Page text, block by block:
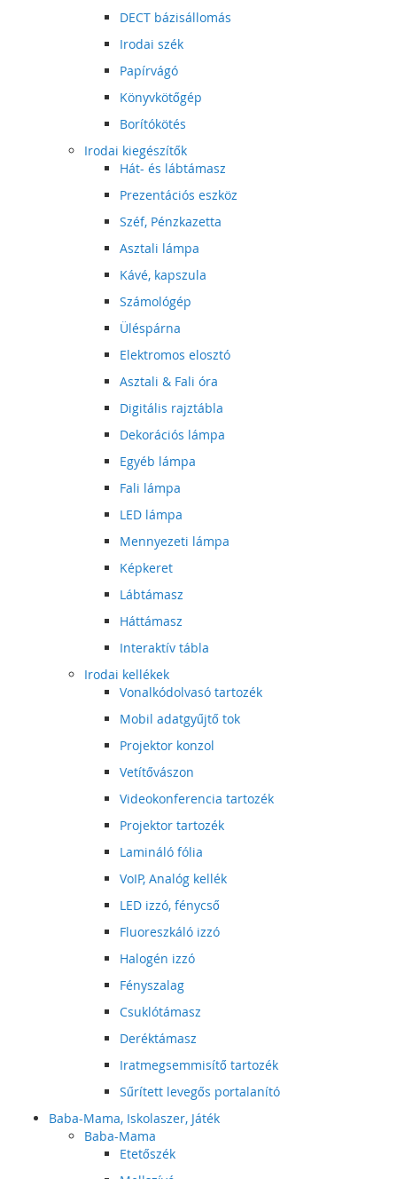
DECT bázisállomás
Irodai szék
Papírvágó
Könyvkötőgép
Borítókötés
Irodai kiegészítők
Hát- és lábtámasz
Prezentációs eszköz
Széf, Pénzkazetta
Asztali lámpa
Kávé, kapszula
Számológép
Üléspárna
Elektromos elosztó
Asztali & Fali óra
Digitális rajztábla
Dekorációs lámpa
Egyéb lámpa
Fali lámpa
LED lámpa
Mennyezeti lámpa
Képkeret
Lábtámasz
Háttámasz
Interaktív tábla
Irodai kellékek
Vonalkódolvasó tartozék
Mobil adatgyűjtő tok
Projektor konzol
Vetítővászon
Videokonferencia tartozék
Projektor tartozék
Lamináló fólia
VoIP, Analóg kellék
LED izzó, fénycső
Fluoreszkáló izzó
Halogén izzó
Fényszalag
Csuklótámasz
Deréktámasz
Iratmegsemmisítő tartozék
Sűrített levegős portalanító
Baba-Mama, Iskolaszer, Játék
Baba-Mama
Etetőszék